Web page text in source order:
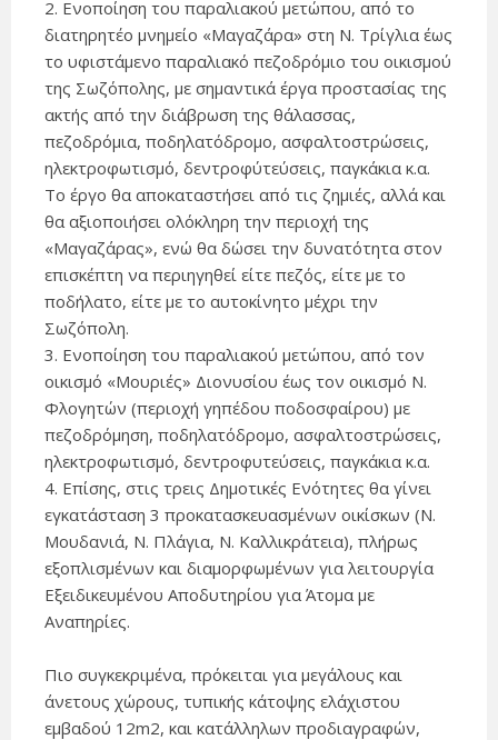
2. Ενοποίηση του παραλιακού μετώπου, από το
διατηρητέο μνημείο «Μαγαζάρα» στη Ν. Τρίγλια έως
το υφιστάμενο παραλιακό πεζοδρόμιο του οικισμού
της Σωζόπολης, με σημαντικά έργα προστασίας της
ακτής από την διάβρωση της θάλασσας,
πεζοδρόμια, ποδηλατόδρομο, ασφαλτοστρώσεις,
ηλεκτροφωτισμό, δεντροφύτεύσεις, παγκάκια κ.α.
Το έργο θα αποκαταστήσει από τις ζημιές, αλλά και
θα αξιοποιήσει ολόκληρη την περιοχή της
«Μαγαζάρας», ενώ θα δώσει την δυνατότητα στον
επισκέπτη να περιηγηθεί είτε πεζός, είτε με το
ποδήλατο, είτε με το αυτοκίνητο μέχρι την
Σωζόπολη.
3. Ενοποίηση του παραλιακού μετώπου, από τον
οικισμό «Μουριές» Διονυσίου έως τον οικισμό Ν.
Φλογητών (περιοχή γηπέδου ποδοσφαίρου) με
πεζοδρόμηση, ποδηλατόδρομο, ασφαλτοστρώσεις,
ηλεκτροφωτισμό, δεντροφυτεύσεις, παγκάκια κ.α.
4. Επίσης, στις τρεις Δημοτικές Ενότητες θα γίνει
εγκατάσταση 3 προκατασκευασμένων οικίσκων (Ν.
Μουδανιά, Ν. Πλάγια, Ν. Καλλικράτεια), πλήρως
εξοπλισμένων και διαμορφωμένων για λειτουργία
Εξειδικευμένου Αποδυτηρίου για Άτομα με
Αναπηρίες.
Πιο συγκεκριμένα, πρόκειται για μεγάλους και
άνετους χώρους, τυπικής κάτοψης ελάχιστου
εμβαδού 12m2, και κατάλληλων προδιαγραφών,